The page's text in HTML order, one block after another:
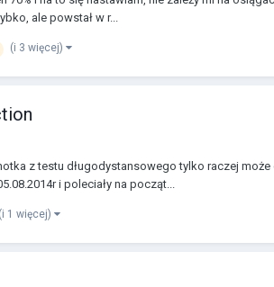
ale powstał w r...
(i 3 więcej)
z testu długodystansowego tylko raczej
i poleciały na począt...
(i 1 więcej)